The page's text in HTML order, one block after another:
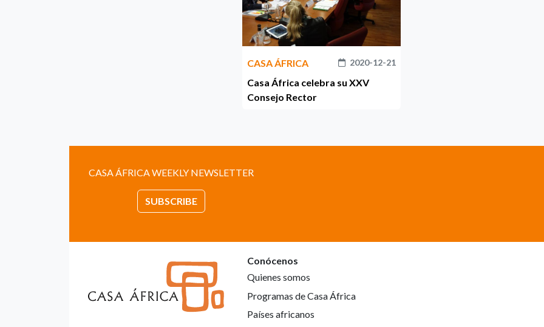
CASA ÁFRICA 2020-12-21
Casa África celebra su XXV
Consejo Rector
CASA ÁFRICA WEEKLY NEWSLETTER
SUBSCRIBE
Conócenos
Quienes somos
Programas de Casa África
Países africanos